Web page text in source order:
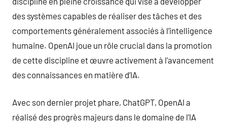
des systèmes capables de réaliser des tâches et des
comportements généralement associés à l’intelligence
humaine. OpenAI joue un rôle crucial dans la promotion
de cette discipline et œuvre activement à l’avancement
des connaissances en matière d’IA.
Avec son dernier projet phare, ChatGPT, OpenAI a
réalisé des progrès majeurs dans le domaine de l’IA